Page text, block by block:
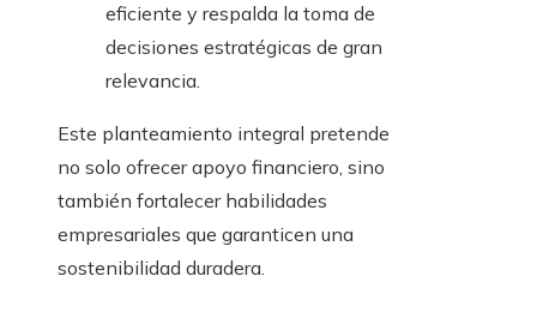
eficiente y respalda la toma de
decisiones estratégicas de gran
relevancia.
Este planteamiento integral pretende
no solo ofrecer apoyo financiero, sino
también fortalecer habilidades
empresariales que garanticen una
sostenibilidad duradera.